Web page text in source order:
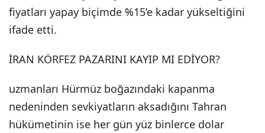
fiyatları yapay biçimde %15’e kadar yükseltiğini
ifade etti.
İRAN KÖRFEZ PAZARINI KAYIP MI EDİYOR?
uzmanları Hürmüz boğazındaki kapanma
nedeninden sevkiyatların aksadığını Tahran
hükümetinin ise her gün yüz binlerce dolar